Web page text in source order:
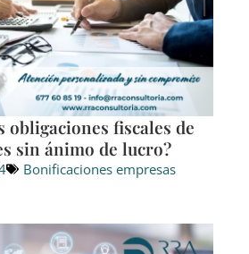
obligaciones fiscales de
sin ánimo de lucro?
Bonificaciones empresas